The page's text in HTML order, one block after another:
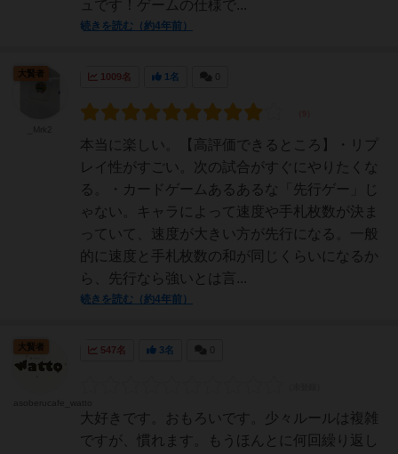
ュです！ゲームの仕様で...
続きを読む（約4年前）
1009名 1名
本当に楽しい。【高評価できるところ】・リプ
レイ性がすごい。次の試合がすぐにやりたくな
る。・カードゲームあるあるな「先行ゲー」じ
ゃない。キャラによって速度や手札枚数が決ま
っていて、速度が大きい方が先行になる。一般
的に速度と手札枚数の和が同じくらいになるか
ら、先行なら強いとは言...
続きを読む（約4年前）
大賢者
547名 3名
大好きです。おもろいです。少々ルールは複雑
ですが、慣れます。もうほんとに何回繰り返し
大賢者